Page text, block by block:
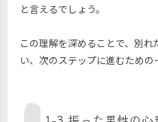
と言えるでしょう。
この理解を深めることで、別
い、次のステップに進むための